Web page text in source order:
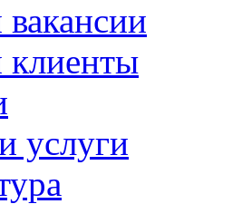
услуги